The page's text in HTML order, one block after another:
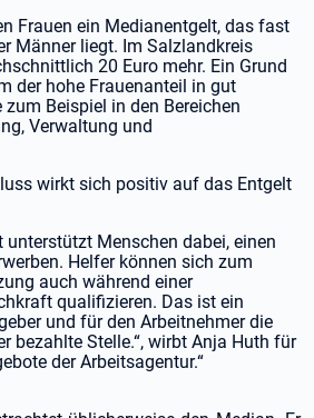
Frauen ein Medianentgelt, das fast
Männer liegt. Im Salzlandkreis
20 Euro mehr. Ein Grund
der hohe Frauenanteil in gut
Beispiel in den Bereichen
Verwaltung und
wirkt sich positiv auf das Entgelt
unterstützt Menschen dabei, einen
Helfer können sich zum
auch während einer
qualifizieren. Das ist ein
und für den Arbeitnehmer die
bezahlte Stelle.“, wirbt Anja Huth für
der Arbeitsagentur.“